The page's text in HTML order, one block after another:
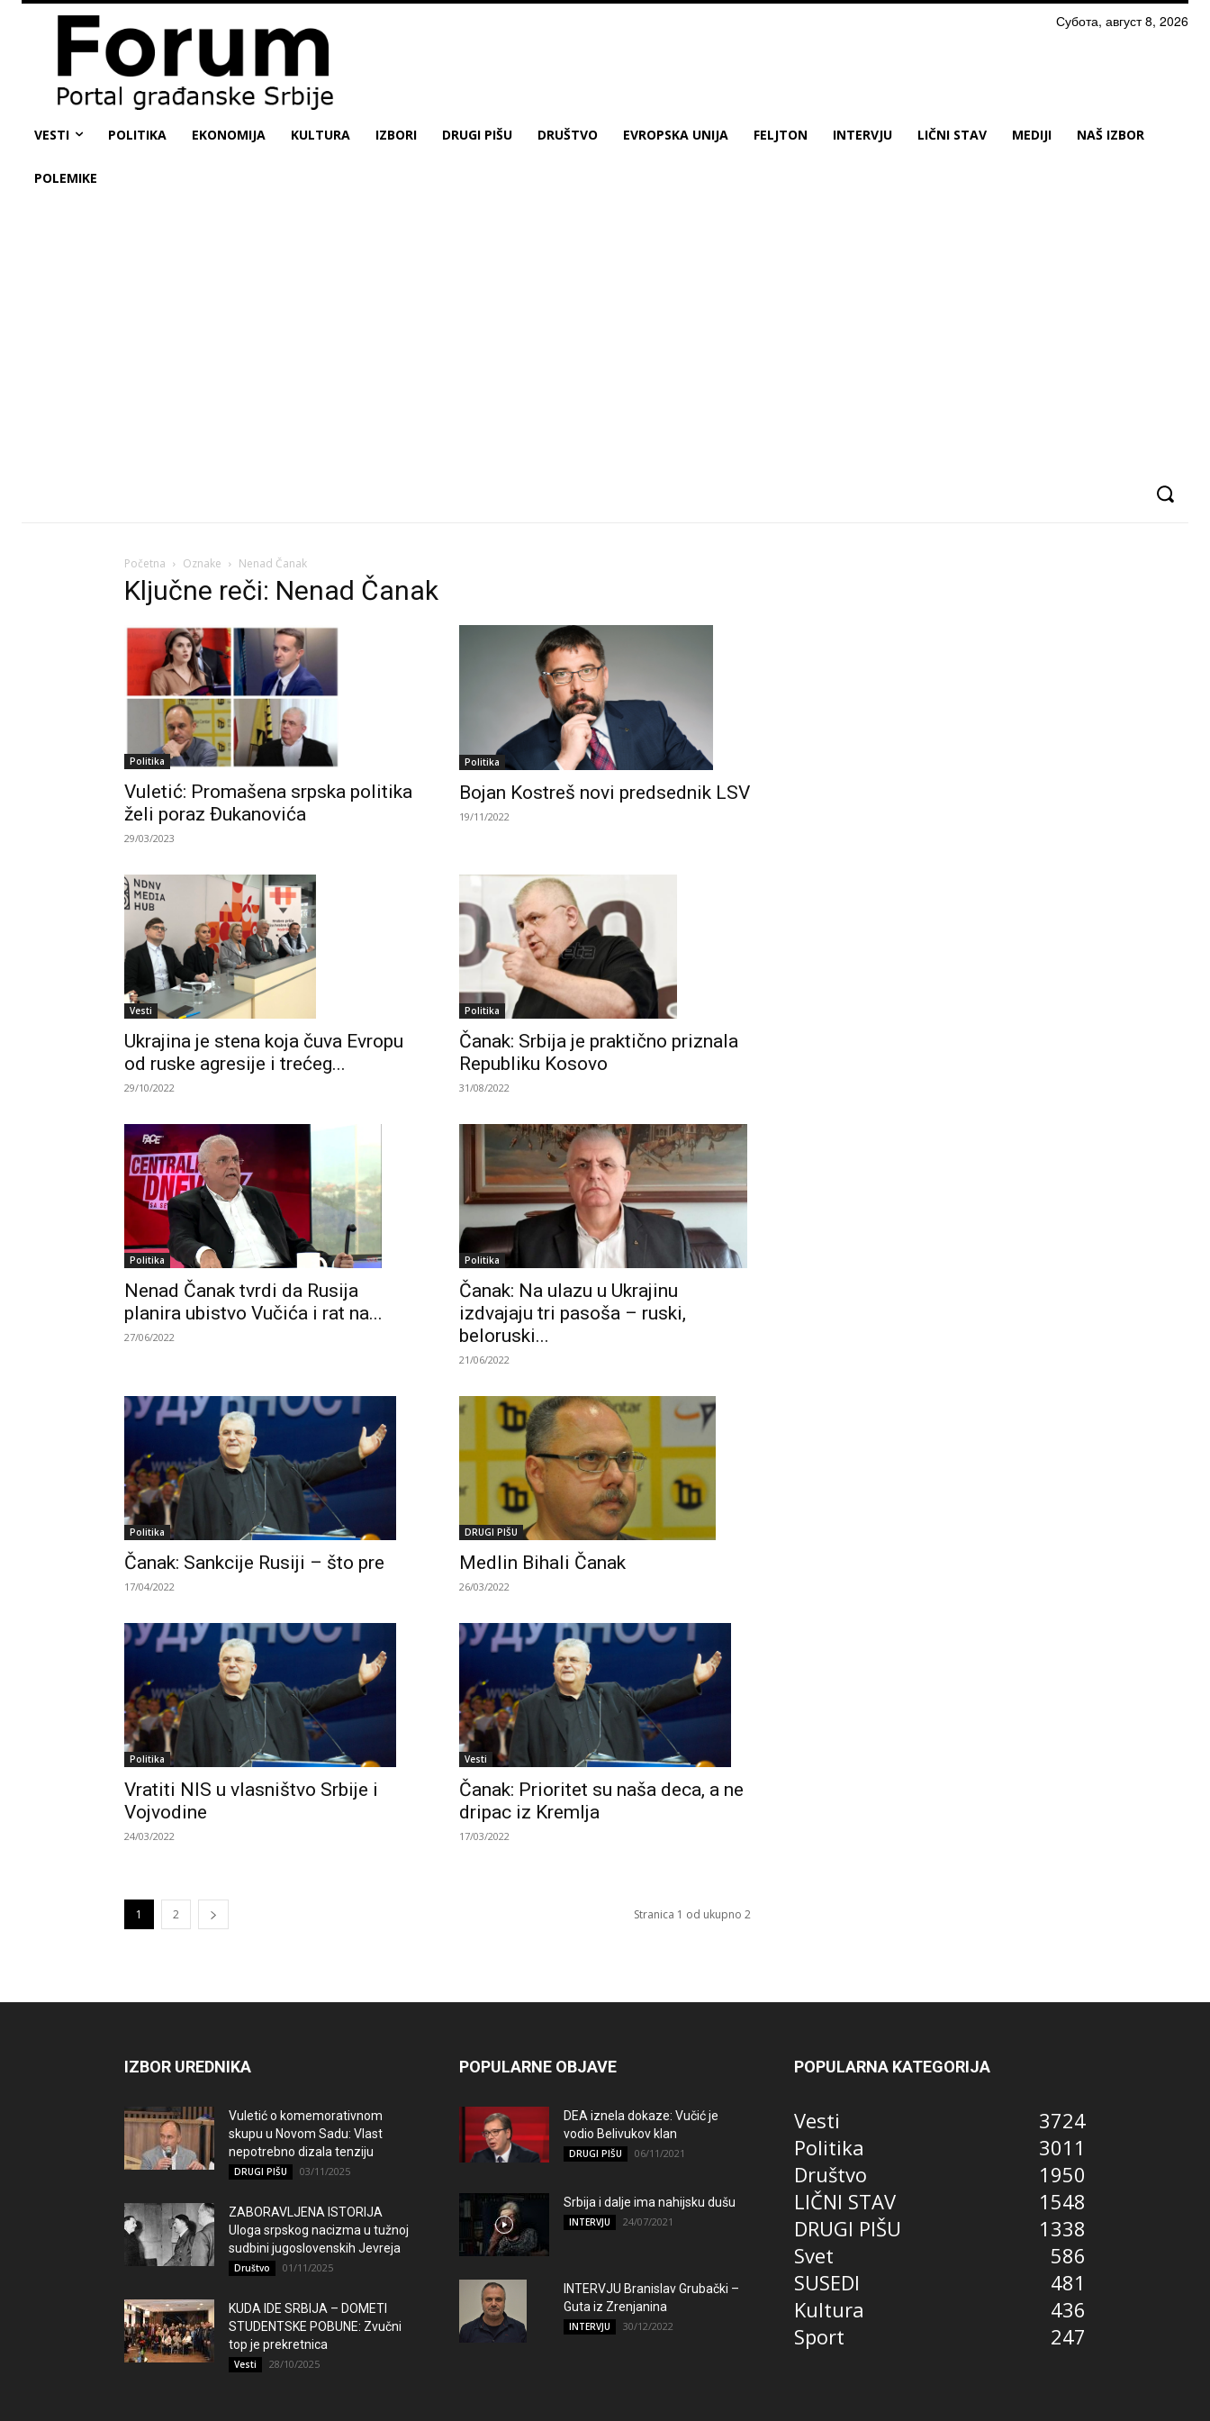
Субота, август 8, 2026
VESTI POLITIKA EKONOMIJA KULTURA IZBORI DRUGI PIŠU DRUŠTVO EVROPSKA UNIJA FELJTON INTERVJU LIČNI STAV MEDIJI NAŠ IZBOR
POLEMIKE
Početna Oznake Nenad Čanak
Ključne reči: Nenad Čanak
Politika
Vuletić: Promašena srpska politika
želi poraz Đukanovića
29/03/2023
Politika
Bojan Kostreš novi predsednik LSV
19/11/2022
Vesti
Ukrajina je stena koja čuva Evropu
od ruske agresije i trećeg...
29/10/2022
Politika
Čanak: Srbija je praktično priznala
Republiku Kosovo
31/08/2022
Politika
Nenad Čanak tvrdi da Rusija
planira ubistvo Vučića i rat na...
27/06/2022
Politika
Čanak: Na ulazu u Ukrajinu
izdvajaju tri pasoša – ruski,
beloruski...
21/06/2022
Politika
Čanak: Sankcije Rusiji – što pre
17/04/2022
DRUGI PIŠU
Medlin Bihali Čanak
26/03/2022
Politika
Vratiti NIS u vlasništvo Srbije i
Vojvodine
24/03/2022
Vesti
Čanak: Prioritet su naša deca, a ne
dripac iz Kremlja
17/03/2022
1 2 Stranica 1 od ukupno 2
IZBOR UREDNIKA
Vuletić o komemorativnom
skupu u Novom Sadu: Vlast
nepotrebno dizala tenziju
DRUGI PIŠU 03/11/2025
ZABORAVLJENA ISTORIJA
Uloga srpskog nacizma u tužnoj
sudbini jugoslovenskih Jevreja
Društvo 01/11/2025
KUDA IDE SRBIJA – DOMETI
STUDENTSKE POBUNE: Zvučni
top je prekretnica
Vesti 28/10/2025
POPULARNE OBJAVE
DEA iznela dokaze: Vučić je
vodio Belivukov klan
DRUGI PIŠU 06/11/2021
Srbija i dalje ima nahijsku dušu
INTERVJU 24/07/2021
INTERVJU Branislav Grubački –
Guta iz Zrenjanina
INTERVJU 30/12/2022
POPULARNA KATEGORIJA
Vesti
3724
Politika
3011
Društvo
1950
LIČNI STAV
1548
DRUGI PIŠU
1338
Svet
586
SUSEDI
481
Kultura
436
Sport
247